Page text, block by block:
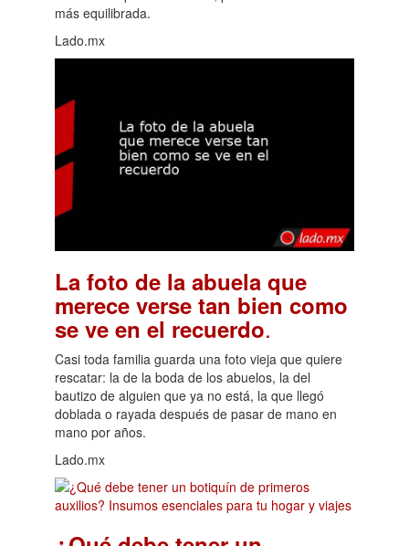
más equilibrada.
Lado.mx
La foto de la abuela que
merece verse tan bien como
se ve en el recuerdo.
Casi toda familia guarda una foto vieja que quiere
rescatar: la de la boda de los abuelos, la del
bautizo de alguien que ya no está, la que llegó
doblada o rayada después de pasar de mano en
mano por años.
Lado.mx